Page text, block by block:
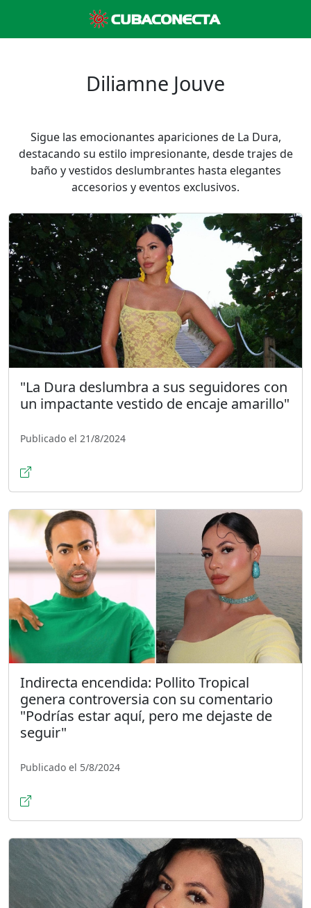
Diliamne Jouve
Sigue las emocionantes apariciones de La Dura,
destacando su estilo impresionante, desde trajes de
baño y vestidos deslumbrantes hasta elegantes
accesorios y eventos exclusivos.
"La Dura deslumbra a sus seguidores con
un impactante vestido de encaje amarillo"
Publicado el 21/8/2024
Indirecta encendida: Pollito Tropical
genera controversia con su comentario
"Podrías estar aquí, pero me dejaste de
seguir"
Publicado el 5/8/2024